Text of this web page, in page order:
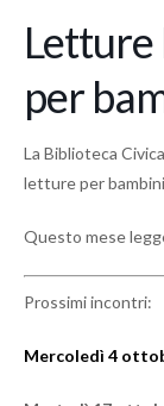
Letture
per
La Biblioteca
letture per bambini
Questo mese
Prossimi incontri:
Mercoledì 4